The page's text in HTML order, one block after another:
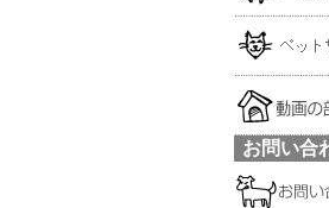
お問い合